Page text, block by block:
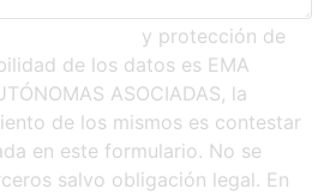
y protección de
de los datos es EMA
ASOCIADAS, la
de los mismos es contestar
en este formulario. No se
salvo obligación legal. En